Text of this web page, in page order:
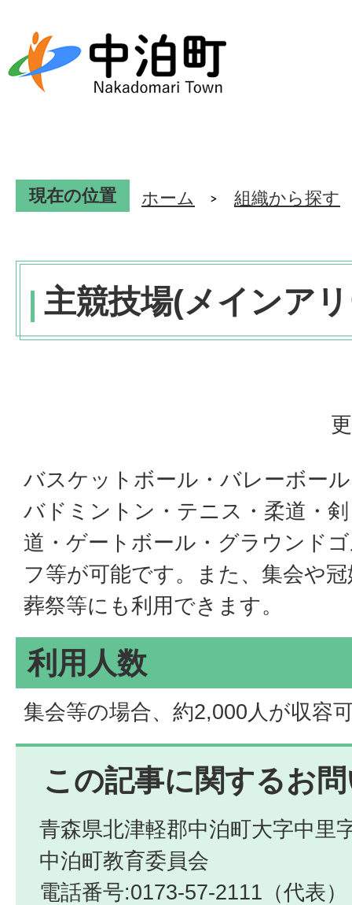
現在の位置 ホーム 組織から探す
主競技場(メインア
バスケットボール・バレーボー
バドミントン・テニス・柔道・剣
道・ゲートボール・グラウンド
フ等が可能です。また、集会や冠
葬祭等にも利用できます。
利用人数
集会等の場合、約2,000人が収容
この記事に関するお
青森県北津軽郡中泊町大字中里
中泊町教育委員会
電話番号:0173-57-2111（代表）